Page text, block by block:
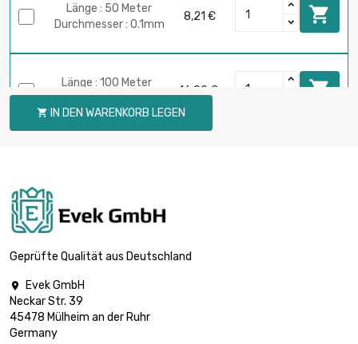
Länge : 50 Meter
Durchmesser : 0.1mm
8,21 € 
Länge : 100 Meter
Durchmesser : 0.1mm
16,09 € 
Länge : 1 Meter
Durchmesser : 0.12mm
 IN DEN WARENKORB LEGEN
Geprüfte Qualität aus Deutschland

Evek GmbH
Neckar Str. 39
45478 Mülheim an der Ruhr
Germany